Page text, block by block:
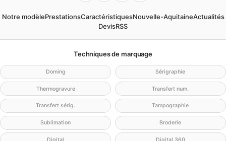
Notre modèlePrestationsCaractéristiquesNouvelle-AquitaineActualités
DevisRSS
Techniques de marquage
Doming Sérigraphie
Thermogravure Transfert num.
Transfert sérig. Tampographie
Sublimation Broderie
Digital Digital 360